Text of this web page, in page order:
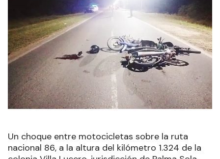
Un choque entre motocicletas sobre la ruta
nacional 86, a la altura del kilómetro 1.324 de la